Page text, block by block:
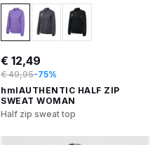
€ 12,49
€ 49,95-75%
hmlAUTHENTIC HALF ZIP
SWEAT WOMAN
Half zip sweat top